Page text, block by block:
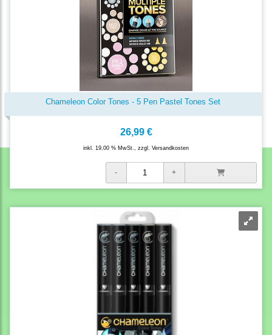
Chameleon Color Tones - 5 Pen Pastel Tones Set
26,99 €
inkl. 19,00 % MwSt., zzgl. Versandkosten